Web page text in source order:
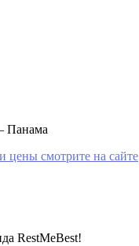
Панама
цены смотрите на сайте
RestMeBest!